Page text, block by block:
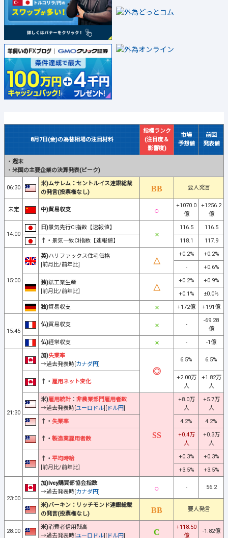
8月7日(金)の為替相場の注目材料
指標ランク
(注目度＆
影響度)
市場
予想値
前回
発表値
・ 週末
・ 米国の主要企業の決算発表(ピーク)
06:30
米)ムサレム：セントルイス連銀総裁
の発言(投票権なし)
要人発言
未定 中)貿易収支
+1070.0
億
+1256.2
億
14:00
日)景気先行CI指数【速報値】 116.5
116.5
↑・ 景気一致CI指数【速報値】 118.1 117.9
15:00
英)ハリファックス住宅価格
[前月比/前年比]
+0.2%
+0.2%
-
+0.6%
独)鉱工業生産
[前月比/前年比]
+0.2%
+0.9%
+0.1%
±0.0%
独)貿易収支 +172億 +191億
15:45
仏)貿易収支 -
-69.28
億
仏)経常収支 - -1億
21:30
加)失業率
→過去発表時[カナダ円]
6.5% 6.5%
↑・ 雇用ネット変化
+2.00万
人
+1.82万
人
米)雇用統計 ： 非農業部門雇用者数
→過去発表時[ユーロドル][ ドル円]
+8.0万
人
+5.7万
人
↑・ 失業率 4.2% 4.2%
↑・ 製造業雇用者数
+0.4万
人
+0.3万
人
↑・ 平均時給
[前月比/前年比]
+0.3%
+0.3%
+3.5%
+3.5%
23:00
加)Ivey購買部協会指数
→過去発表時[カナダ円]
- 56.2
米)バーキン：リッチモンド連銀総裁
の発言(投票権なし)
要人発言
28:00
米)消費者信用残高
→過去発表時[ユーロドル][ ドル円]
+118.50
億
-1.82億